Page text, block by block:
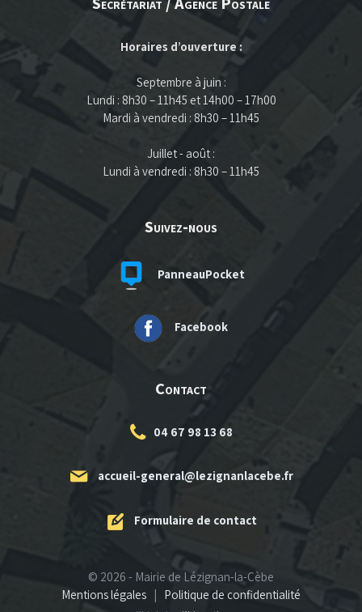
Horaires d’ouverture :
Septembre à juin :
Lundi : 8h30 – 11h45 et 14h00 – 17h00
Mardi à vendredi : 8h30 – 11h45
Juillet - août :
Lundi à vendredi : 8h30 – 11h45
Suivez-nous
PanneauPocket
Facebook
Contact
04 67 98 13 68
accueil-general@lezignanlacebe.fr
Formulaire de contact
© 2026 - Mairie de Lézignan-la-Cèbe
Mentions légales | Politique de confidentialité